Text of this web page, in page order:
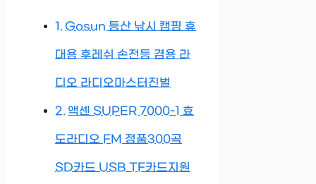
Gosun 등산 낚시 캠핑 휴
대용 후레쉬 손전등 겸용 라
디오 라디오마스터진벌
액센 SUPER 7000-1 효
도라디오 FM 정품300곡
SD카드 USB TF카드지원